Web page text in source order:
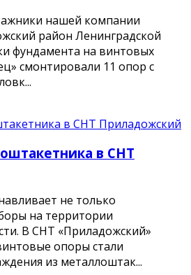
нашей компании
район Ленинградской
фундамента на винтовых
смонтировали 11 опор с
в СНТ
не только
на территории
В СНТ «Приладожский»
опоры стали
из металлоштак...